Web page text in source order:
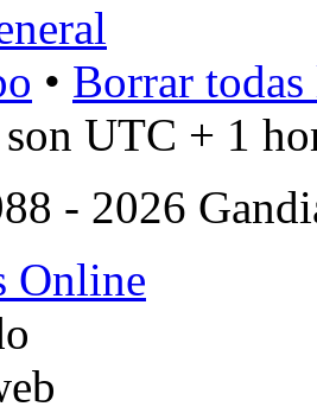
• Borrar
UTC + 1
- 2026
Online